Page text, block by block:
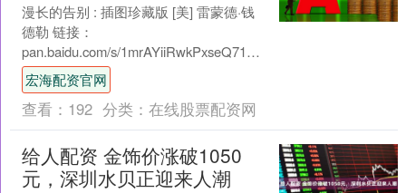
漫长的告别 : 插图珍藏版 [美] 雷蒙德·钱
德勒 链接：
pan.baidu.com/s/1mrAYiiRwkPxseQ71KhWqHg?
pwd=92bc 提取....
宏海配资官网
查看： 192 分类： 在线股票配资网
给人配资 金饰价涨破1050
元，深圳水贝正迎来人潮